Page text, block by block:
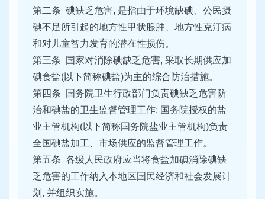
第二条 碘缺乏危害, 是指由于环境缺碘、公民摄
碘不足所引起的地方性甲状腺肿、地方性克汀病
和对儿童智力发育的潜在性损伤。
第三条 国家对消除碘缺乏危害, 采取长期供应加
碘食盐(以下简称碘盐)为主的综合防治措施。
第四条 国务院卫生行政部门负责碘缺乏危害防
治和碘盐的卫生监督管理工作; 国务院授权的盐
业主管机构(以下简称国务院盐业主管机构)负责
全国碘盐加工、市场供应的监督管理工作。
第五条 各级人民政府应当将食盐加碘消除碘缺
乏危害的工作纳入本地区国民经济和社会发展计
划, 并组织实施。